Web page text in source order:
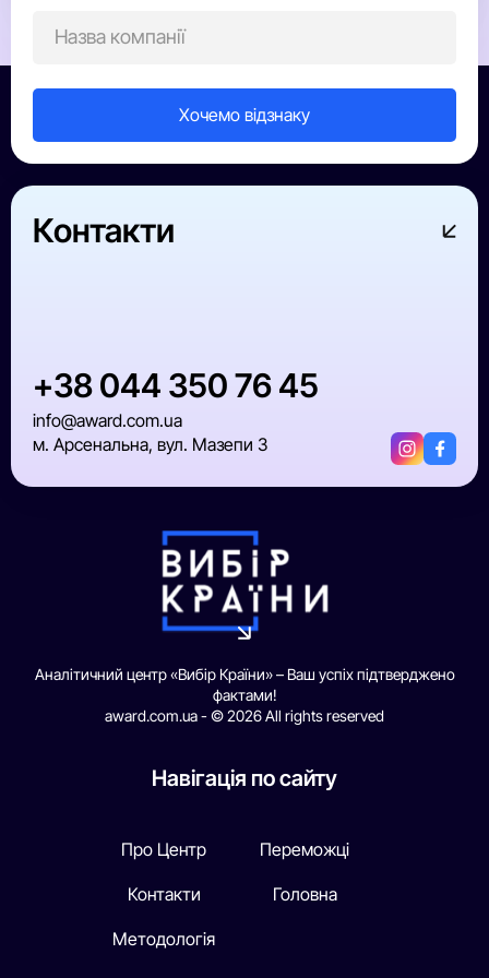
Контакти
+38 044 350 76 45
info@award.com.ua
м. Арсенальна, вул. Мазепи 3
Аналітичний центр «Вибір Країни» – Ваш успіх підтверджено
фактами!
award.com.ua - © 2026 All rights reserved
Навігація по сайту
Про Центр
Контакти
Методологія
Переможці
Головна